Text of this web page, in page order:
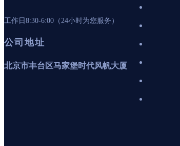
工作日8:30-6:00（24小时为您服务）
公司地址
北京市丰台区马家堡时代风帆大厦